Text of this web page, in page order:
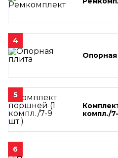
4
Опорная
5
компл./
6